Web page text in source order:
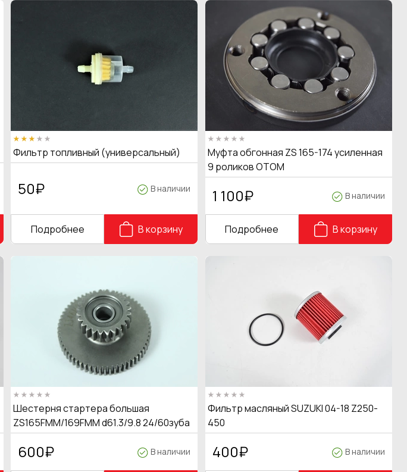
Фильтр топливный (универсальный)
50₽ В наличии
Подробнее В корзину
Муфта обгонная ZS 165-174 усиленная
9 роликов OTOM
1 100₽ В наличии
Подробнее В корзину
Шестерня стартера большая
ZS165FMM/169FMM d61.3/9.8 24/60зуба
600₽ В наличии
Фильтр масляный SUZUKI 04-18 Z250-
450
400₽ В наличии